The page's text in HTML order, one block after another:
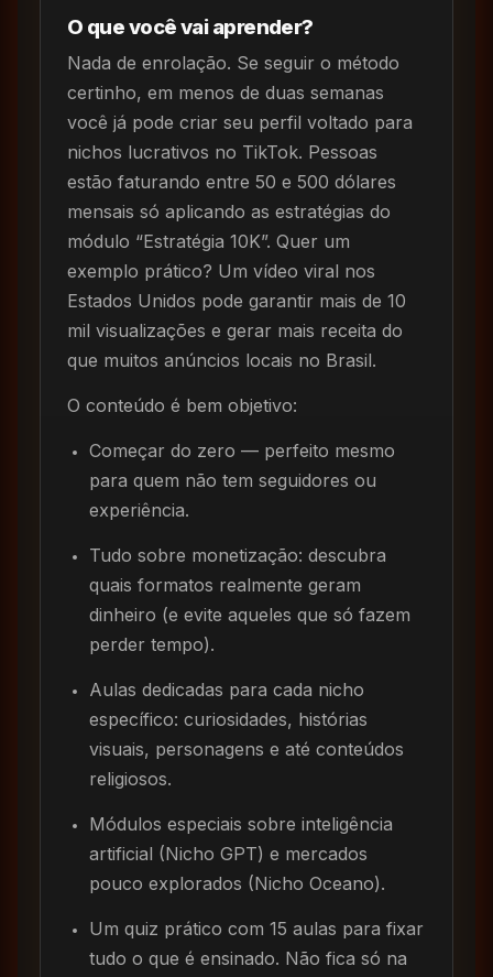
O que você vai aprender?
Nada de enrolação. Se seguir o método
certinho, em menos de duas semanas
você já pode criar seu perfil voltado para
nichos lucrativos no TikTok. Pessoas
estão faturando entre 50 e 500 dólares
mensais só aplicando as estratégias do
módulo “Estratégia 10K”. Quer um
exemplo prático? Um vídeo viral nos
Estados Unidos pode garantir mais de 10
mil visualizações e gerar mais receita do
que muitos anúncios locais no Brasil.
O conteúdo é bem objetivo:
Começar do zero — perfeito mesmo
para quem não tem seguidores ou
experiência.
Tudo sobre monetização: descubra
quais formatos realmente geram
dinheiro (e evite aqueles que só fazem
perder tempo).
Aulas dedicadas para cada nicho
específico: curiosidades, histórias
visuais, personagens e até conteúdos
religiosos.
Módulos especiais sobre inteligência
artificial (Nicho GPT) e mercados
pouco explorados (Nicho Oceano).
Um quiz prático com 15 aulas para fixar
tudo o que é ensinado. Não fica só na